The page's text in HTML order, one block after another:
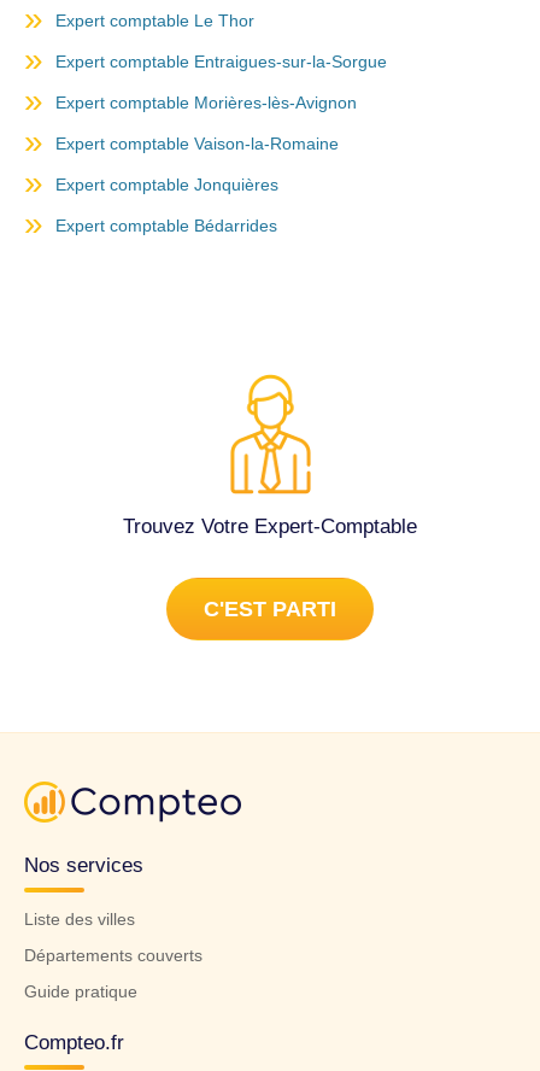
Expert comptable Le Thor
Expert comptable Entraigues-sur-la-Sorgue
Expert comptable Morières-lès-Avignon
Expert comptable Vaison-la-Romaine
Expert comptable Jonquières
Expert comptable Bédarrides
Trouvez Votre Expert-Comptable
C'EST PARTI
Nos services
Liste des villes
Départements couverts
Guide pratique
Compteo.fr